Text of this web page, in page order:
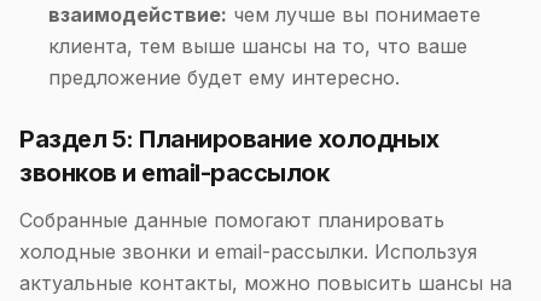
взаимодействие: чем лучше вы понимаете
клиента, тем выше шансы на то, что ваше
предложение будет ему интересно.
Раздел 5: Планирование холодных
звонков и email-рассылок
Собранные данные помогают планировать
холодные звонки и email-рассылки. Используя
актуальные контакты, можно повысить шансы на